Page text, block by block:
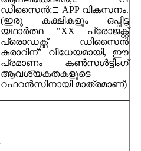
ഡിസൈൻ;□ APP വികസനം.
(ഇരു കക്ഷികളും ഒപ്പിട്ട
യഥാർത്ഥ "XX പ്രോജക്റ്റ്
പ്രൊഡക്റ്റ് ഡിസൈൻ
കരാറിന്" വിധേയമായി, ഈ
പ്രമാണം കൺസൾട്ടിംഗ്
ആവശ്യകതകളുടെ
റഫറൻസിനായി മാത്രമാണ്)